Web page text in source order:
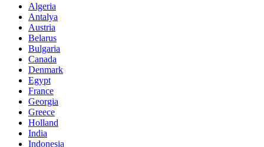
Algeria
Antalya
Austria
Belarus
Bulgaria
Canada
Denmark
Egypt
France
Georgia
Greece
Holland
India
Indonesia